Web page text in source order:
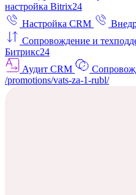
настройка Bitrix24
Настройка CRM
Сопровождение и
Битрикс24
Аудит CRM
/promotions/vats-za-1-rubl/